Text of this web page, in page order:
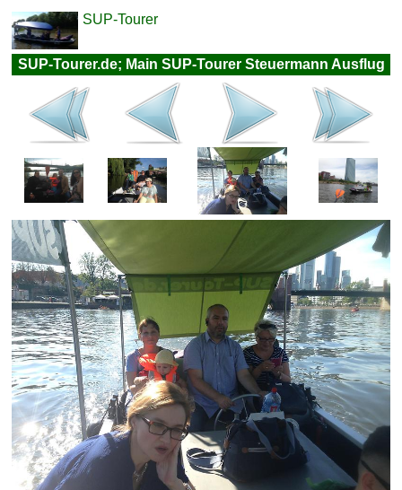
SUP-Tourer
SUP-Tourer.de; Main SUP-Tourer Steuermann Ausflug